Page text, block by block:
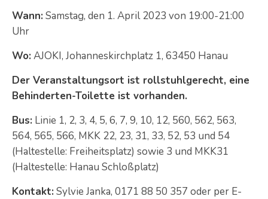
Wann: Samstag, den 1. April 2023 von 19:00-21:00
Uhr
Wo: AJOKI, Johanneskirchplatz 1, 63450 Hanau
Der Veranstaltungsort ist rollstuhlgerecht, eine
Behinderten-Toilette ist vorhanden.
Bus: Linie 1, 2, 3, 4, 5, 6, 7, 9, 10, 12, 560, 562, 563,
564, 565, 566, MKK 22, 23, 31, 33, 52, 53 und 54
(Haltestelle: Freiheitsplatz) sowie 3 und MKK31
(Haltestelle: Hanau Schloßplatz)
Kontakt: Sylvie Janka, 0171 88 50 357 oder per E-